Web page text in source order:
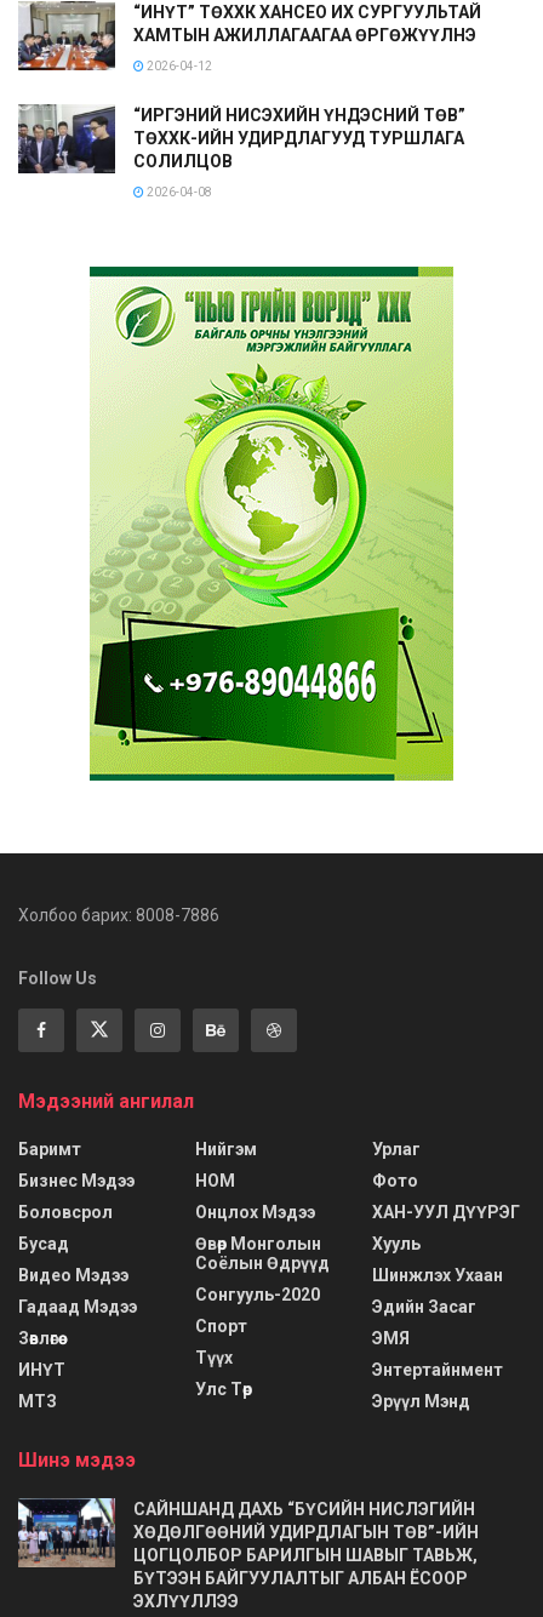
“ИНҮТ” ТӨХХК ХАНСЕО ИХ СУРГУУЛЬТАЙ
ХАМТЫН АЖИЛЛАГААГАА ӨРГӨЖҮҮЛНЭ
2026-04-12
“ИРГЭНИЙ НИСЭХИЙН ҮНДЭСНИЙ ТӨВ”
ТӨХХК-ИЙН УДИРДЛАГУУД ТУРШЛАГА
СОЛИЛЦОВ
2026-04-08
Холбоо барих: 8008-7886
Follow Us
Мэдээний ангилал
Баримт
Бизнес Мэдээ
Боловсрол
Бусад
Видео Мэдээ
Гадаад Мэдээ
Зөвлөгөө
ИНҮТ
МТЗ
Нийгэм
НОМ
Онцлох Мэдээ
Өвөр Монголын
Соёлын Өдрүүд
Сонгууль-2020
Спорт
Түүх
Улс Төр
Урлаг
Фото
ХАН-УУЛ ДҮҮРЭГ
Хууль
Шинжлэх Ухаан
Эдийн Засаг
ЭМЯ
Энтертайнмент
Эрүүл Мэнд
Шинэ мэдээ
САЙНШАНД ДАХЬ “БҮСИЙН НИСЛЭГИЙН
ХӨДӨЛГӨӨНИЙ УДИРДЛАГЫН ТӨВ”-ИЙН
ЦОГЦОЛБОР БАРИЛГЫН ШАВЫГ ТАВЬЖ,
БҮТЭЭН БАЙГУУЛАЛТЫГ АЛБАН ЁСООР
ЭХЛҮҮЛЛЭЭ